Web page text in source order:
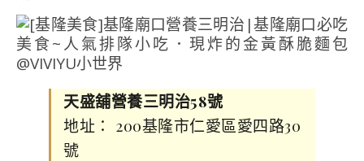
天盛舖營養三明治58號
地址： 200基隆市仁愛區愛四路30
號